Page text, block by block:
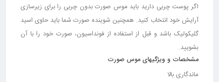
اگر پوست چربی دارید باید موس صورت بدون چربی را برای زیرسازی
آرایش خود انتخاب کنید. همچنین شوینده صورت شما باید حاوی اسید
گلیکولیک باشد و قبل از استفاده از فونداسیون، صورت خود را با آن
بشویید.
مشخصات و ویژگی‎های موس صورت
ماندگاری بالا